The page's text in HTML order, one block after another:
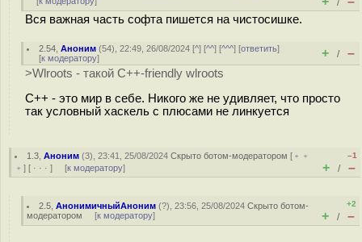
/
Вся важная часть софта пишется на чистосишке.
2.54 ,Аноним (54), 22:49, 26/08/2024 [^] [^^] [^^^] [ответить]
[к модератору] + / –
>Wlroots - такой C++-friendly wlroots
C++ - это мир в себе. Никого же не удивляет, что просто
так условный хаскель с плюсами не линкуется
1.3 ,Аноним (3), 23:41, 25/08/2024Скрыто ботом-модератором [ ﹢﹢
﹢ ] [ · · · ] [к модератору]
–1
+ / –
2.5 ,АнонимичныйАноним (?), 23:56, 25/08/2024Скрыто ботом-
модератором [к модератору]
+2
+ / –